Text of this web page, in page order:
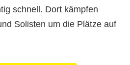
schnell. Dort kämpfen
Solisten um die Plätze auf